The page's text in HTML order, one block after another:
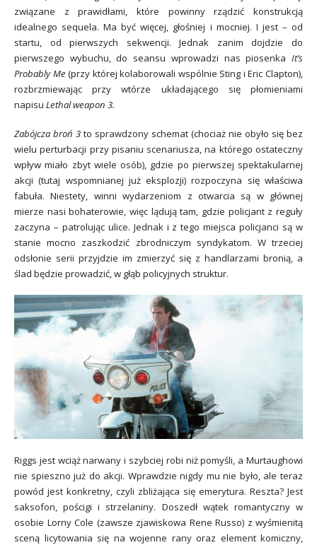
związane z prawidłami, które powinny rządzić konstrukcją
idealnego sequela. Ma być więcej, głośniej i mocniej. I jest – od
startu, od pierwszych sekwencji. Jednak zanim dojdzie do
pierwszego wybuchu, do seansu wprowadzi nas piosenka It’s
Probably Me (przy której kolaborowali wspólnie Sting i Eric Clapton),
rozbrzmiewając przy wtórze układającego się płomieniami
napisu Lethal weapon 3.
Zabójcza broń 3 to sprawdzony schemat (chociaż nie obyło się bez
wielu perturbacji przy pisaniu scenariusza, na którego ostateczny
wpływ miało zbyt wiele osób), gdzie po pierwszej spektakularnej
akcji (tutaj wspomnianej już eksplozji) rozpoczyna się właściwa
fabuła. Niestety, winni wydarzeniom z otwarcia są w głównej
mierze nasi bohaterowie, więc lądują tam, gdzie policjant z reguły
zaczyna – patrolując ulice. Jednak i z tego miejsca policjanci są w
stanie mocno zaszkodzić zbrodniczym syndykatom. W trzeciej
odsłonie serii przyjdzie im zmierzyć się z handlarzami bronią, a
ślad będzie prowadzić, w głąb policyjnych struktur.
Riggs jest wciąż narwany i szybciej robi niż pomyśli, a Murtaughowi
nie spieszno już do akcji. Wprawdzie nigdy mu nie było, ale teraz
powód jest konkretny, czyli zbliżająca się emerytura. Reszta? Jest
saksofon, pościgi i strzelaniny. Doszedł wątek romantyczny w
osobie Lorny Cole (zawsze zjawiskowa Rene Russo) z wyśmienitą
sceną licytowania się na wojenne rany oraz element komiczny,